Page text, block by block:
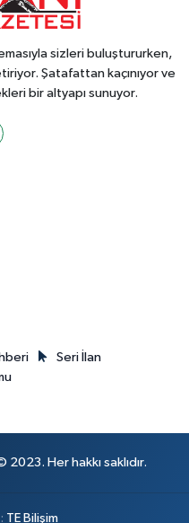
sizleri buluştururken,
Şatafattan kaçınıyor ve
bir altyapı sunuyor.
Seri İlan
Her hakkı saklıdır.
TE Bilişim